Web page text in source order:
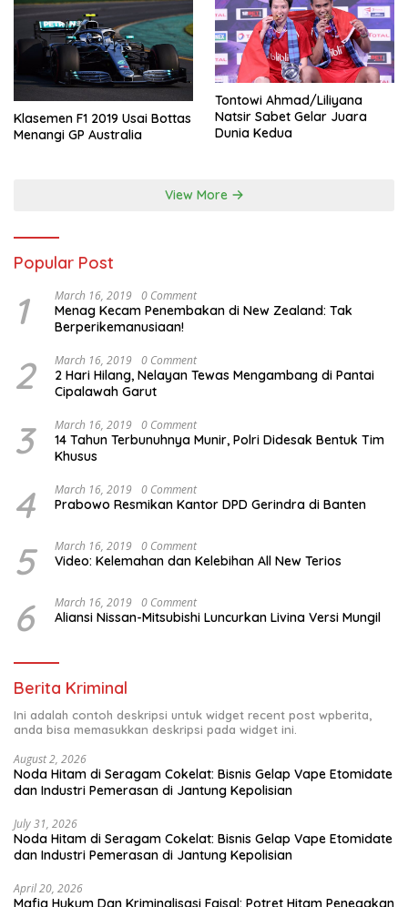
Klasemen F1 2019 Usai Bottas
Menangi GP Australia
Tontowi Ahmad/Liliyana
Natsir Sabet Gelar Juara
Dunia Kedua
View More
Popular Post
1 March 16, 2019 0 Comment
Menag Kecam Penembakan di New Zealand: Tak
Berperikemanusiaan!
2 March 16, 2019 0 Comment
2 Hari Hilang, Nelayan Tewas Mengambang di Pantai
Cipalawah Garut
3 March 16, 2019 0 Comment
14 Tahun Terbunuhnya Munir, Polri Didesak Bentuk Tim
Khusus
4 March 16, 2019 0 Comment
Prabowo Resmikan Kantor DPD Gerindra di Banten
5 March 16, 2019 0 Comment
Video: Kelemahan dan Kelebihan All New Terios
6 March 16, 2019 0 Comment
Aliansi Nissan-Mitsubishi Luncurkan Livina Versi Mungil
Berita Kriminal
Ini adalah contoh deskripsi untuk widget recent post wpberita,
anda bisa memasukkan deskripsi pada widget ini.
August 2, 2026
Noda Hitam di Seragam Cokelat: Bisnis Gelap Vape Etomidate
dan Industri Pemerasan di Jantung Kepolisian
July 31, 2026
Noda Hitam di Seragam Cokelat: Bisnis Gelap Vape Etomidate
dan Industri Pemerasan di Jantung Kepolisian
April 20, 2026
Mafia Hukum Dan Kriminalisasi Faisal: Potret Hitam Penegakan